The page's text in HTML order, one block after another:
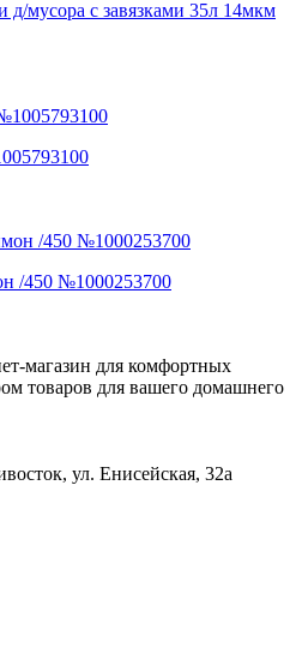
с завязками 35л 14мкм
/450 №1000253700
магазин для комфортных
товаров для вашего домашнего
ул. Енисейская, 32а